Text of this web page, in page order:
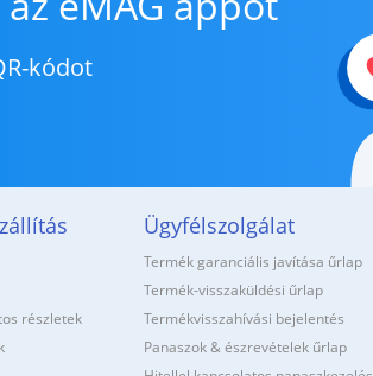
kódot
részletek
Ügyfélszolgálat
Termék garanciális javítása űrlap
Termék-visszaküldési űrlap
Termékvisszahívási bejelentés
Panaszok & észrevételek űrlap